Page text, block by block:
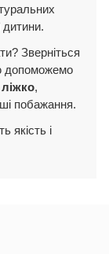
дитини.
Зверніться
допоможемо
,
побажання.
якість і